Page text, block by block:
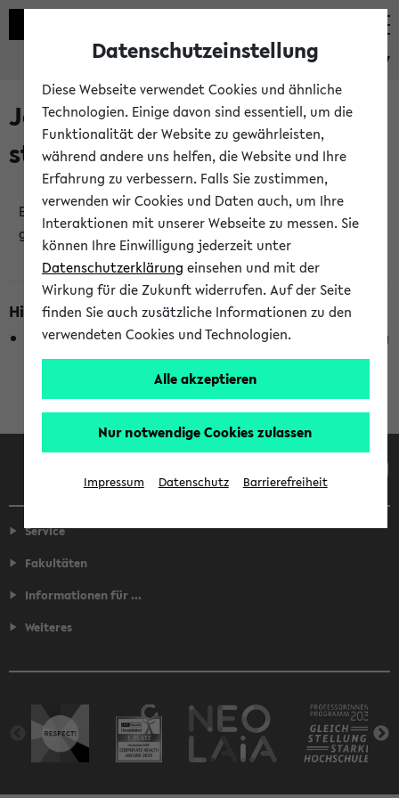
eKVV
Jetzt und in Kürze
stattfindende Veranstaltungen
Es wurden keine jetzt stattfindenden Veranstaltungen
gefunden!
Hinweise zur Liste
Die Anzeige ist semesterübergreifend und nicht abhängig
vom im eKVV gewählten Semester.
Facebook Instagram LinkedIn TikTok
Service
Fakultäten
Informationen für ...
Weiteres
Datenschutzeinstellung
Diese Webseite verwendet Cookies und ähnliche
Technologien. Einige davon sind essentiell, um die
Funktionalität der Website zu gewährleisten,
während andere uns helfen, die Website und Ihre
Erfahrung zu verbessern. Falls Sie zustimmen,
verwenden wir Cookies und Daten auch, um Ihre
Interaktionen mit unserer Webseite zu messen. Sie
können Ihre Einwilligung jederzeit unter
Datenschutzerklärung einsehen und mit der
Wirkung für die Zukunft widerrufen. Auf der Seite
finden Sie auch zusätzliche Informationen zu den
verwendeten Cookies und Technologien.
Alle akzeptieren
Nur notwendige Cookies zulassen
Impressum Datenschutz Barrierefreiheit